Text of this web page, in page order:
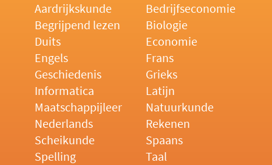
Aardrijkskunde
Bedrijfseconomie
Begrijpend lezen
Biologie
Duits
Economie
Engels
Frans
Geschiedenis
Grieks
Informatica
Latijn
Maatschappijleer
Natuurkunde
Nederlands
Rekenen
Scheikunde
Spaans
Spelling
Taal